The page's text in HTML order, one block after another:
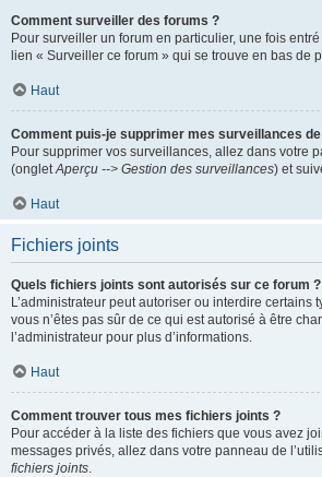
Comment surveiller des forums ?
Pour surveiller un forum en particulier, une fois
lien « Surveiller ce forum » qui se trouve en bas de
Haut
Comment puis-je supprimer mes surveillances
Pour supprimer vos surveillances, allez dans votre
(ongletAperçu --> Gestion des surveillances) et
Haut
Fichiers joints
Quels fichiers joints sont autorisés sur ce forum ?
L’administrateur peut autoriser ou interdire certains
vous n’êtes pas sûr de ce qui est autorisé à être
l’administrateur pour plus d’informations.
Haut
Comment trouver tous mes fichiers joints ?
Pour accéder à la liste des fichiers que vous avez
messages privés, allez dans votre panneau de
fichiers joints.